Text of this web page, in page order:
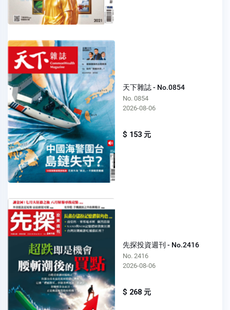
天下雜誌 - No.0854
No. 0854
2026-08-06
$ 153 元
先探投資週刊 - No.2416
No. 2416
2026-08-06
$ 268 元